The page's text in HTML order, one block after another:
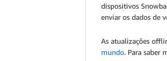
dispositivos
enviar os dados de
As atualizações
mundo. Para saber